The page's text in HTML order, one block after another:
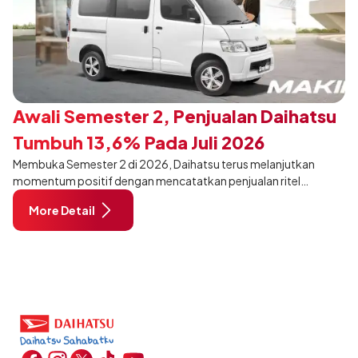
Awali Semester 2, Penjualan Daihatsu
Tumbuh 13,6% Pada Juli 2026
Membuka Semester 2 di 2026, Daihatsu terus melanjutkan
momentum positif dengan mencatatkan penjualan ritel
sebanyak 12.750 unit pada Juli 2026. Capaian tersebut tumbuh
13,6% dibandingkan periode yang sama tahun lalu sebanyak
11.220 unit, dan tetap stabil dibandingkan bulan Juni 2026 lalu.
More Detail